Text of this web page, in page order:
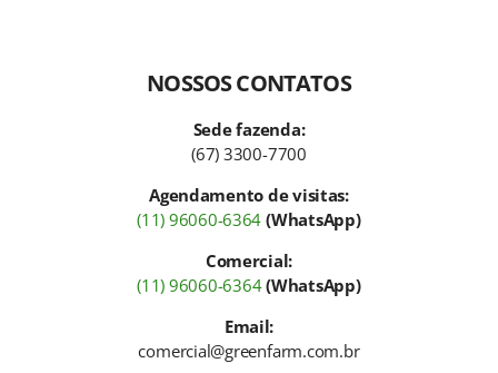
NOSSOS CONTATOS
Sede fazenda:
(67) 3300-7700
Agendamento de visitas:
(11) 96060-6364 (WhatsApp)
Comercial:
(11) 96060-6364(WhatsApp)
Email:
comercial@greenfarm.com.br